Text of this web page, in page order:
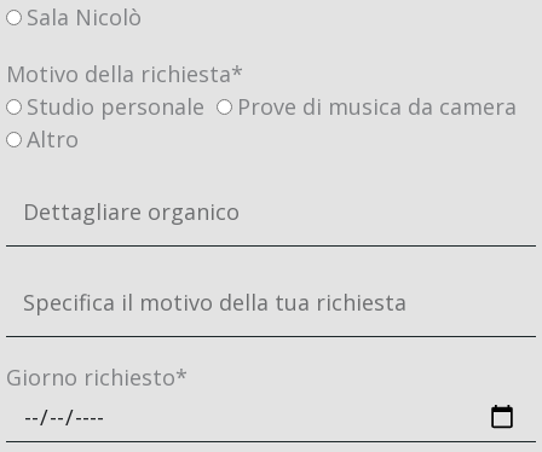
Sala Nicolò
Motivo della richiesta*
Studio personale
Prove di musica da camera
Altro
Giorno richiesto*